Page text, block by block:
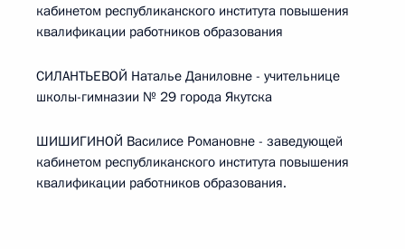
кабинетом республиканского института повышения
квалификации работников образования
СИЛАНТЬЕВОЙ Наталье Даниловне - учительнице
школы-гимназии № 29 города Якутска
ШИШИГИНОЙ Василисе Романовне - заведующей
кабинетом республиканского института повышения
квалификации работников образования.